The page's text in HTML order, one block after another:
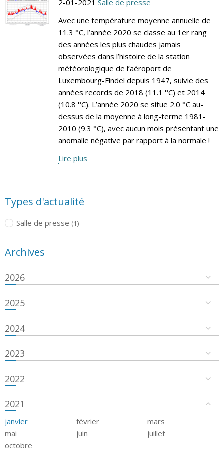
2-01-2021 Salle de presse
Avec une température moyenne annuelle de
11.3 °C, l’année 2020 se classe au 1er rang
des années les plus chaudes jamais
observées dans l’histoire de la station
météorologique de l’aéroport de
Luxembourg-Findel depuis 1947, suivie des
années records de 2018 (11.1 °C) et 2014
(10.8 °C). L’année 2020 se situe 2.0 °C au-
dessus de la moyenne à long-terme 1981-
2010 (9.3 °C), avec aucun mois présentant une
anomalie négative par rapport à la normale !
Lire plus
Types d'actualité
Salle de presse (1)
Archives
2026
2025
2024
2023
2022
2021
janvier février
mars
mai
juin
juillet
octobre